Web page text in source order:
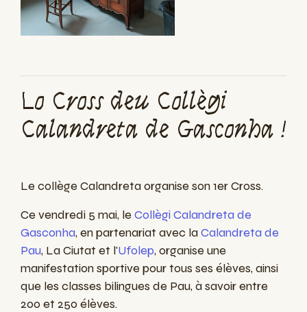
Lo Cross deu Collègi
Calandreta de Gasconha !
Le collège Calandreta organise son 1er Cross.
Ce vendredi 5 mai, le Collègi Calandreta de
Gasconha, en partenariat avec laCalandreta de
Pau, La Ciutat et l'Ufolep, organise une
manifestation sportive pour tous ses élèves, ainsi
que les classes bilingues de Pau, à savoir entre
200 et 250 élèves.